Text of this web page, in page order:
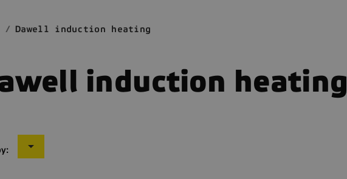
Dawell induction heating
induction heating
